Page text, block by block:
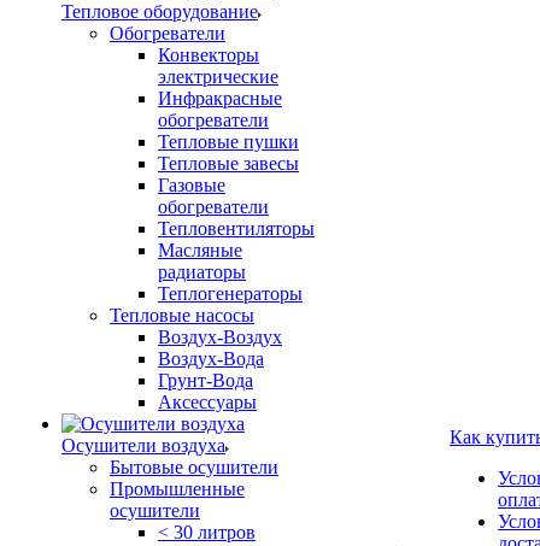
Тепловое оборудование
Обогреватели
Конвекторы
электрические
Инфракрасные
обогреватели
Тепловые пушки
Тепловые завесы
Газовые
обогреватели
Тепловентиляторы
Масляные
радиаторы
Теплогенераторы
Тепловые насосы
Воздух-Воздух
Воздух-Вода
Грунт-Вода
Аксессуары
Осушители воздуха
Бытовые осушители
Промышленные
осушители
< 30 литров
Как